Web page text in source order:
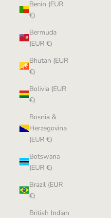
Benin (EUR
€)
Bermuda
(EUR €)
Bhutan (EUR
€)
Bolivia (EUR
€)
Bosnia &
Herzegovina
(EUR €)
Botswana
(EUR €)
Brazil (EUR
€)
British Indian